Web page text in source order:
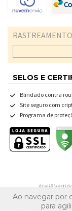
Ao navegar por
para
RASTREAMENTO
SELOS E
Blindado contra
Site seguro com
Programa de
Ateliê